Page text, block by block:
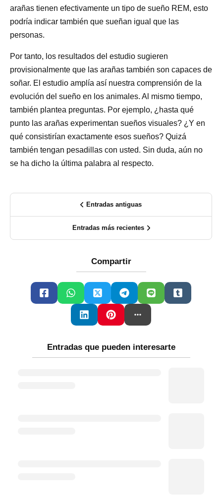
arañas tienen efectivamente un tipo de sueño REM, esto
podría indicar también que sueñan igual que las
personas.
Por tanto, los resultados del estudio sugieren
provisionalmente que las arañas también son capaces de
soñar. El estudio amplía así nuestra comprensión de la
evolución del sueño en los animales. Al mismo tiempo,
también plantea preguntas. Por ejemplo, ¿hasta qué
punto las arañas experimentan sueños visuales? ¿Y en
qué consistirían exactamente esos sueños? Quizá
también tengan pesadillas con usted. Sin duda, aún no
se ha dicho la última palabra al respecto.
Entradas antiguas
Entradas más recientes
Compartir
Entradas que pueden interesarte